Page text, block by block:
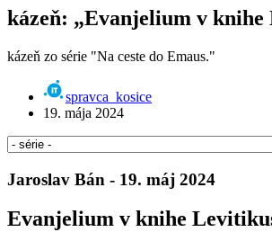
kázeň: „Evanjelium v
kázeň zo série "Na ceste do Emaus."
spravca_kosice
19. mája 2024
Jaroslav Bán - 19. máj 2024
Evanjelium v knihe